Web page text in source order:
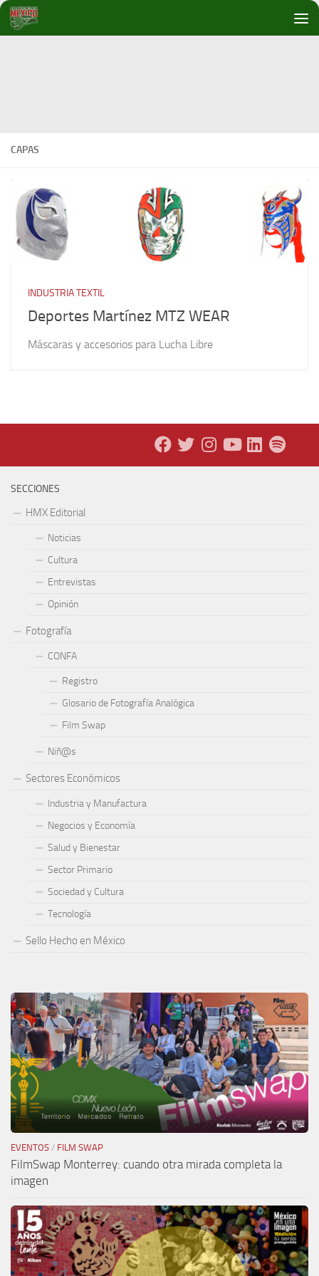
Debajo del contenido
CAPAS
INDUSTRIA TEXTIL
Deportes Martínez MTZ WEAR
Máscaras y accesorios para Lucha Libre
SECCIONES
HMX Editorial
Noticias
Cultura
Entrevistas
Opinión
Fotografía
CONFA
Registro
Glosario de Fotografía Analógica
Film Swap
Niñ@s
Sectores Económicos
Industria y Manufactura
Negocios y Economía
Salud y Bienestar
Sector Primario
Sociedad y Cultura
Tecnología
Sello Hecho en México
EVENTOS / FILM SWAP
FilmSwap Monterrey: cuando otra mirada completa la
imagen